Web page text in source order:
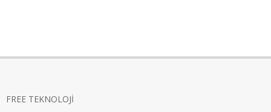
FREE TEKNOLOJİ